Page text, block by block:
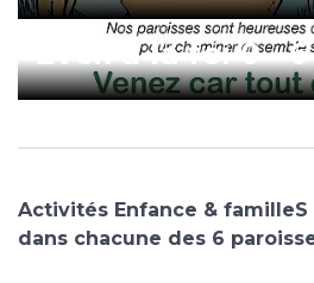
Eveil à la foi 0 -
Activités Enfance & familleS
dans chacune des 6